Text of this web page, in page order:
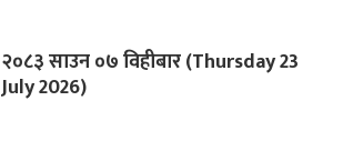
२०८३ साउन ०७ विहीबार (Thursday 23
July 2026)